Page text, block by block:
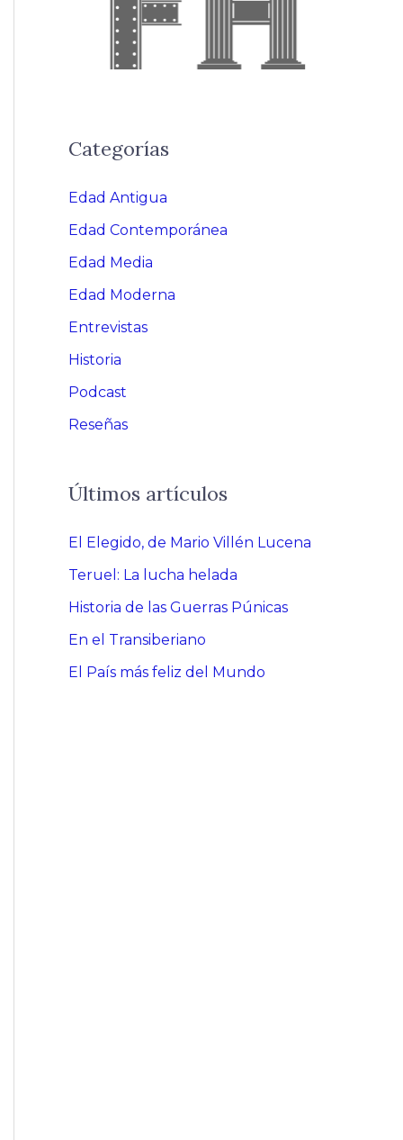
Categorías
Edad Antigua
Edad Contemporánea
Edad Media
Edad Moderna
Entrevistas
Historia
Podcast
Reseñas
Últimos artículos
El Elegido, de Mario Villén Lucena
Teruel: La lucha helada
Historia de las Guerras Púnicas
En el Transiberiano
El País más feliz del Mundo